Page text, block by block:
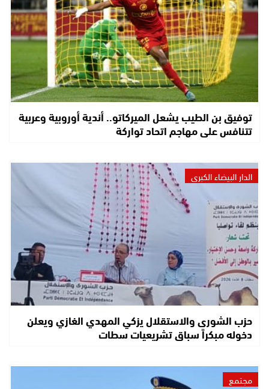
توفيق بن الطيب يشعل الميركاتو.. أندية أوروبية وعربية
تتنافس على مهاجم اتحاد تواركة
الدار البيضاء الكبرى
حزب الشورى والاستقلال يزكي المهدي الغازي ويعلن
دخوله مبكراً سباق تشريعيات سطات
مجتمع